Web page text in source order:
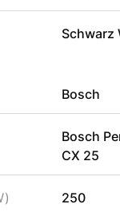
Schwarz
Bosch
Bosch
CX 25
250